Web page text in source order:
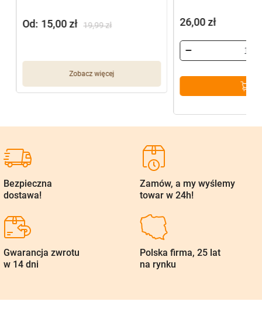
Zobacz więcej
19,99zł
Od: 15,00zł 26,00zł
Bezpieczna
dostawa!
Zamów, a my wyślemy
towar w 24h!
Gwarancja zwrotu
w 14 dni
Polska firma, 25 lat
na rynku